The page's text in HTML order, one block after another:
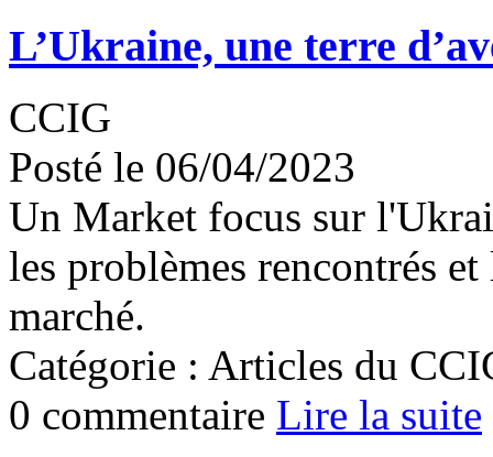
L’Ukraine, une terre
CCIG
Posté le 06/04/2023
Un Market focus sur
les problèmes rencontrés
marché.
Catégorie : Articles du
0 commentaire Lire la suite